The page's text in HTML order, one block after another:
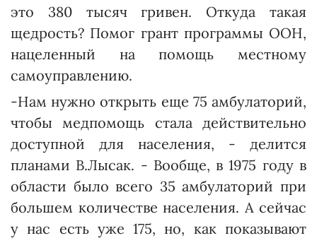
это 380 тысяч гривен. Откуда такая
щедрость? Помог грант программы ООН,
нацеленный на помощь местному
самоуправлению.
-Нам нужно открыть еще 75 амбулаторий,
чтобы медпомощь стала действительно
доступной для населения, - делится
планами В.Лысак. - Вообще, в 1975 году в
области было всего 35 амбулаторий при
большем количестве населения. А сейчас
у нас есть уже 175, но, как показывают